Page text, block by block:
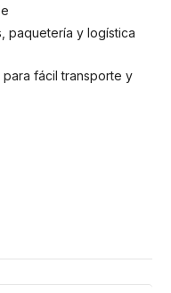
paquetería y logística
fácil transporte y